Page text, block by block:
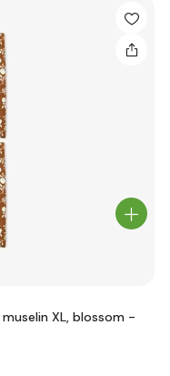
XL, blossom -